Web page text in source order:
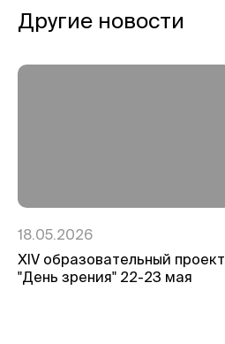
Другие новости
18.05.2026
ХIV образовательный проект
"День зрения" 22-23 мая